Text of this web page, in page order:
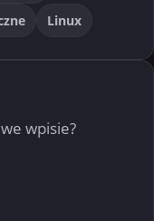
Linux
wpisie?